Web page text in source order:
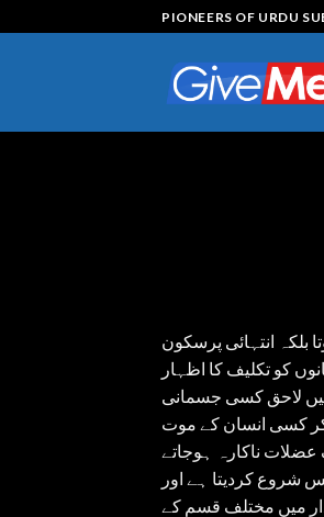
to
PIONEERS OF URDU
انتہائی پرسکون
کو تکلیف کا اظہار
لاحق کسی جسمانی
کسی انسان کے موت
ناکارہ ہوجاتے
شروع کردیتا ہے اور
میں مختلف قسم کے